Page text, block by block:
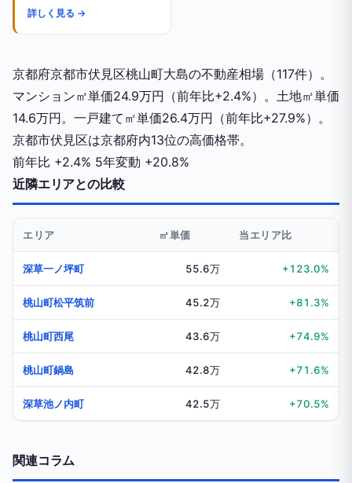
詳しく見る →
京都府京都市伏見区桃山町大島の不動産相場（117件）。
マンション㎡単価24.9万円（前年比+2.4%）。土地㎡単価
14.6万円。一戸建て㎡単価26.4万円（前年比+27.9%）。
京都市伏見区は京都府内13位の高価格帯。
前年比 +2.4% 5年変動 +20.8%
近隣エリアとの比較
エリア ㎡単価 当エリア比
深草一ノ坪町 55.6万 +123.0%
桃山町松平筑前 45.2万 +81.3%
桃山町西尾 43.6万 +74.9%
桃山町鍋島 42.8万 +71.6%
深草池ノ内町 42.5万 +70.5%
関連コラム